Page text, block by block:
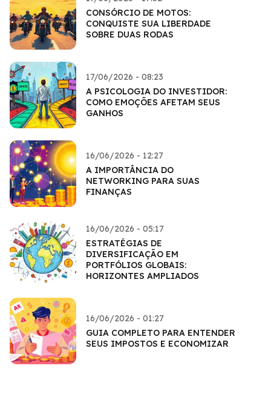
CONSÓRCIO DE MOTOS:
CONQUISTE SUA LIBERDADE
SOBRE DUAS RODAS
17/06/2026 - 08:23
A PSICOLOGIA DO INVESTIDOR:
COMO EMOÇÕES AFETAM SEUS
GANHOS
16/06/2026 - 12:27
A IMPORTÂNCIA DO
NETWORKING PARA SUAS
FINANÇAS
16/06/2026 - 05:17
ESTRATÉGIAS DE
DIVERSIFICAÇÃO EM
PORTFÓLIOS GLOBAIS:
HORIZONTES AMPLIADOS
16/06/2026 - 01:27
GUIA COMPLETO PARA ENTENDER
SEUS IMPOSTOS E ECONOMIZAR